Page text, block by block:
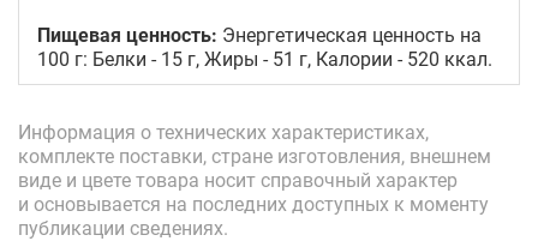
Пищевая ценность: Энергетическая ценность на
100 г: Белки - 15 г, Жиры - 51 г, Калории - 520 ккал.
Информация о технических характеристиках,
комплекте поставки, стране изготовления, внешнем
виде и цвете товара носит справочный характер
и основывается на последних доступных к моменту
публикации сведениях.